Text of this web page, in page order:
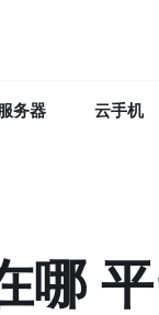
务器 云手机
哪